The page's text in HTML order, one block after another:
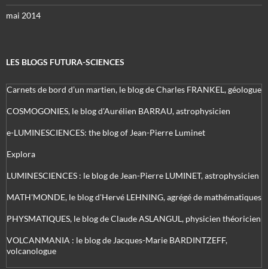
mai 2014
LES BLOGS FUTURA-SCIENCES
Carnets de bord d’un martien, le blog de Charles FRANKEL, géologue
COSMOGONIES, le blog d'Aurélien BARRAU, astrophysicien
e-LUMINESCIENCES: the blog of Jean-Pierre Luminet
Explora
LUMINESCIENCES : le blog de Jean-Pierre LUMINET, astrophysicien
MATH'MONDE, le blog d'Hervé LEHNING, agrégé de mathématiques
PHYSMATIQUES, le blog de Claude ASLANGUL, physicien théoricien
VOLCANMANIA : le blog de Jacques-Marie BARDINTZEFF,
volcanologue